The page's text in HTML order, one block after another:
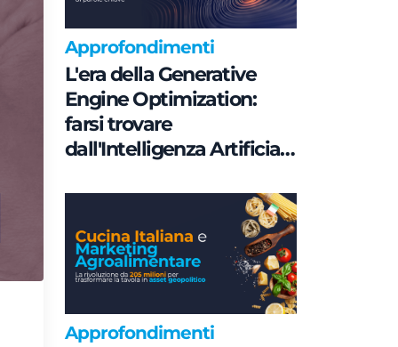
Approfondimenti
L'era della Generative
Engine Optimization:
farsi trovare
dall'Intelligenza Artificiale
Governance e non di
parole chiave
Approfondimenti